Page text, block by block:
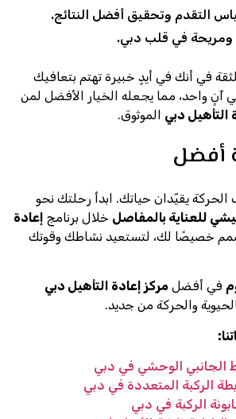
التقدم وتحقيق أفضل النتائج.
ومريحة في قلب دبي.
في أنك في أيدٍ خبيرة تهتم بتعافيك
آنٍ واحد، مما يجعله الخيار الأفضل لمن
التأهيل دبي الموثوق.
أفضل
يقيّدان حياتك. ابدأ رحلتك نحو
للعناية بالمفاصل خلال برنامج إعادة
خصيصًا لك، لتستعيد نشاطك وقوتك
في أفضل مركز إعادة التأهيل دبي
والحركة من جديد.
الجانبي الوحشي في دبي
الركبة المتعددة في دبي
الركبة في دبي